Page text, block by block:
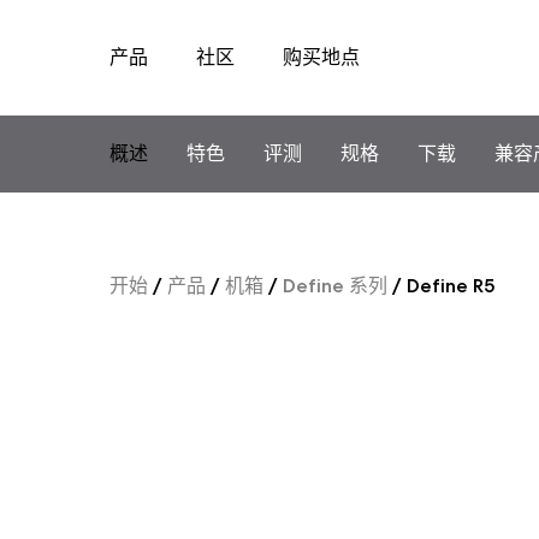
产品 社区 购买地点
概述
特色 评测 规格 下载 兼容
开始/ 产品 /机箱 / Define 系列 / Define R5